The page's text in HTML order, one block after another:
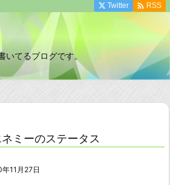
てるブログです。
Twitter  RSS
ミーのステータス
11月27日